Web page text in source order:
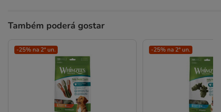
Também poderá gostar
-25% na 2ª un. -25% na 2ª un.